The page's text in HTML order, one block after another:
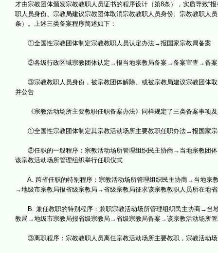
才由宗教团体颁发宗教教职人员证书的程序设计（第8条），实质导致“
职人员身份、宗教局建议宗教团体取消宗教教职人员身份、宗教教职
条）。上述三类备案程序简述如下：
①全国性宗教团体制定宗教教职人员认定办法→报国家宗教局备案
②各级行政区域宗教团体认定→报当地宗教局备案→备案审查→备案
③宗教教职人员身份，被宗教团体解除、或被宗教局建议宗教团体
并公告
《宗教活动场所主要教职任职备案办法》同样规定了三类备案事项及
①全国性宗教团体制定其宗教活动场所主要教职任职办法→报国家宗
②任职的一般程序：宗教活动场所管理组织民主协商→当地宗教团
该宗教活动场所管理组织举行任职仪式
A. 跨省任职的特别程序：宗教活动场所管理组织民主协商→当地宗
→地级市宗教局报省级宗教局→省级宗教局征求该宗教教职人员所在地
B. 兼任教职的特别程序：兼职宗教活动场所管理组织民主协商→当
教局→地级市宗教局报省级宗教局→省级宗教局备案→该宗教活动场所管
③离职程序：宗教教职人员离任宗教活动场所主要教职，宗教活动